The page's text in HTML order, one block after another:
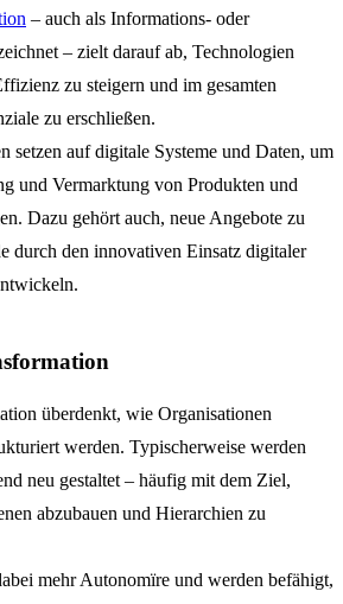
– auch als Informations- oder
– zielt darauf ab, Technologien
zu steigern und im gesamten
zu erschließen.
setzen auf digitale Systeme und Daten, um
und Vermarktung von Produkten und
Dazu gehört auch, neue Angebote zu
durch den innovativen Einsatz digitaler
überdenkt, wie Organisationen
werden. Typischerweise werden
neu gestaltet – häufig mit dem Ziel,
abzubauen und Hierarchien zu
mehr Autonomïre und werden befähigt,